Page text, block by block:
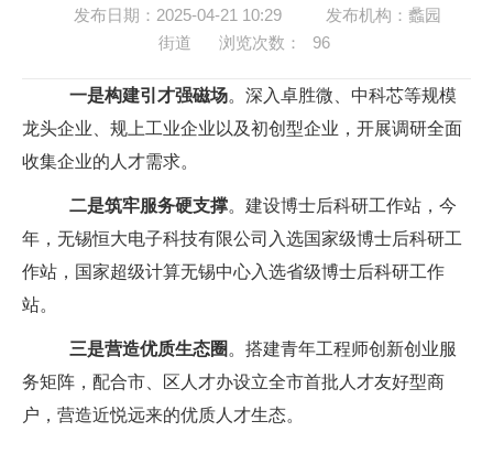
发布日期：2025-04-21 10:29
发布机构：蠡园
街道
浏览次数： 96
一是构建引才强磁场。深入卓胜微、中科芯等规模
龙头企业、规上工业企业以及初创型企业，开展调研全面
收集企业的人才需求。
二是筑牢服务硬支撑。建设博士后科研工作站，今
年，无锡恒大电子科技有限公司入选国家级博士后科研工
作站，国家超级计算无锡中心入选省级博士后科研工作
站。
三是营造优质生态圈 。搭建青年工程师创新创业服
务矩阵，配合市、区人才办设立全市首批人才友好型商
户，营造近悦远来的优质人才生态。